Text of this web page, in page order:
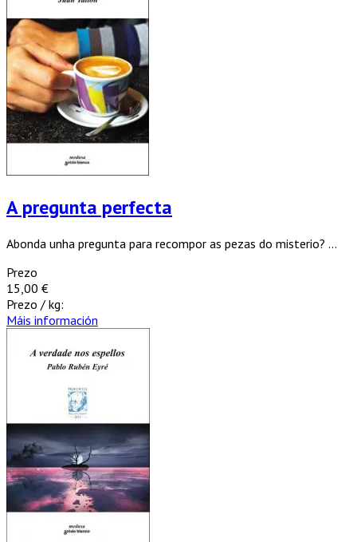
A pregunta perfecta
Abonda unha pregunta para recompor as pezas do misterio? ...
Prezo
15,00 €
Prezo / kg:
Máis información